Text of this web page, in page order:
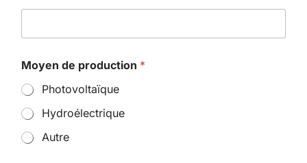
Moyen de production *
Photovoltaïque
Hydroélectrique
Autre